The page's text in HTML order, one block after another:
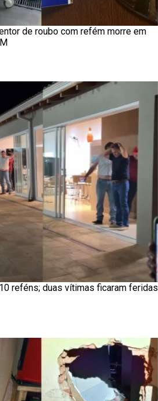
de roubo com refém morre em
reféns; duas vítimas ficaram feridas